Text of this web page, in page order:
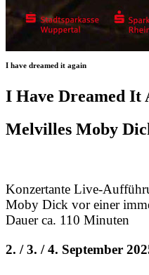
I have dreamed it again
I Have Dreamed It
Melvilles Moby
Konzertante Live-
Moby Dick vor einer
Dauer ca. 110 Minuten
2. / 3. / 4. September